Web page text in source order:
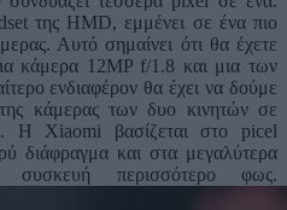
της HMD, εμμένει σε ένα πιο
Αυτό σημαίνει ότι θα έχετε
κάμερα 12MP f/1.8 και μια των
ενδιαφέρον θα έχει να δούμε
κάμερας των δυο κινητών σε
Η Xiaomi βασίζεται στο picel
και στα μεγαλύτερα
περισσότερο φως.